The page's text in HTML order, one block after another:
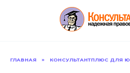
ГЛАВНАЯ » КОНСУЛЬТАНТПЛЮС ДЛЯ